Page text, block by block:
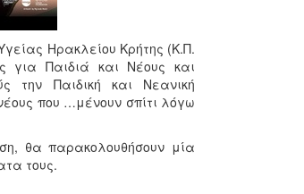
Ηρακλείου Κρήτης (Κ.Π.
για Παιδιά και Νέους και
την Παιδική και Νεανική
που …μένουν σπίτι λόγω
θα παρακολουθήσουν μία
τους.